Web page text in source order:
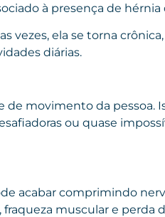
à presença de hérnia
vezes, ela se torna
diárias.
movimento da pessoa.
ou quase
acabar comprimindo
muscular e perda